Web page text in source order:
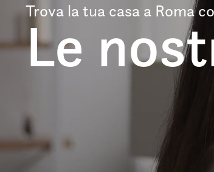
Trova la tua casa a Roma
Le